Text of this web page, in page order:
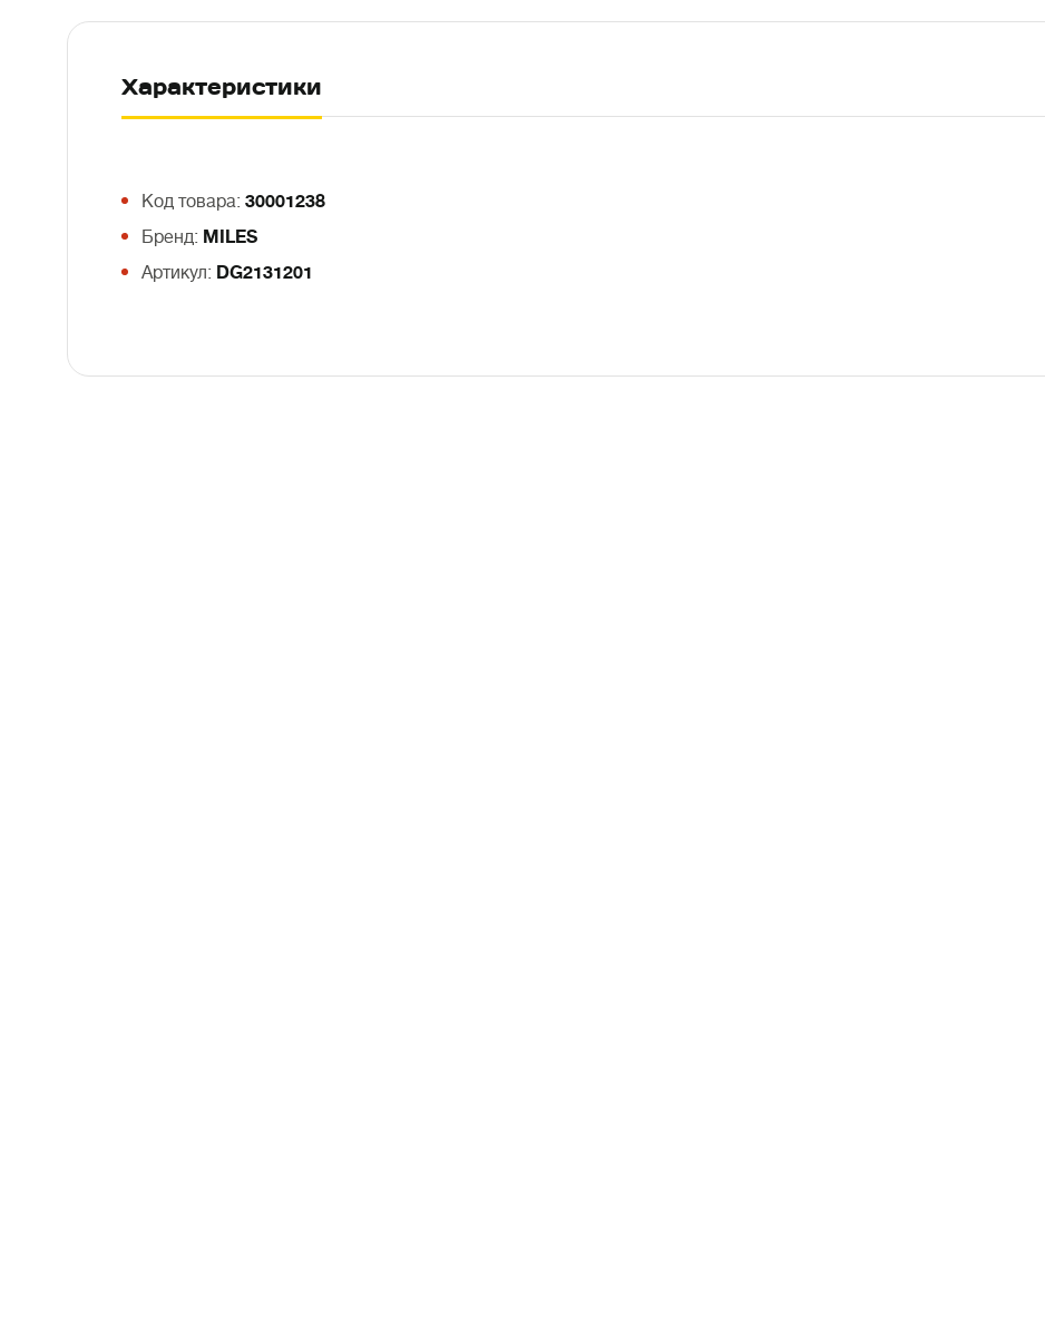
Характеристики
Код товара: 30001238
Бренд: MILES
Артикул: DG2131201